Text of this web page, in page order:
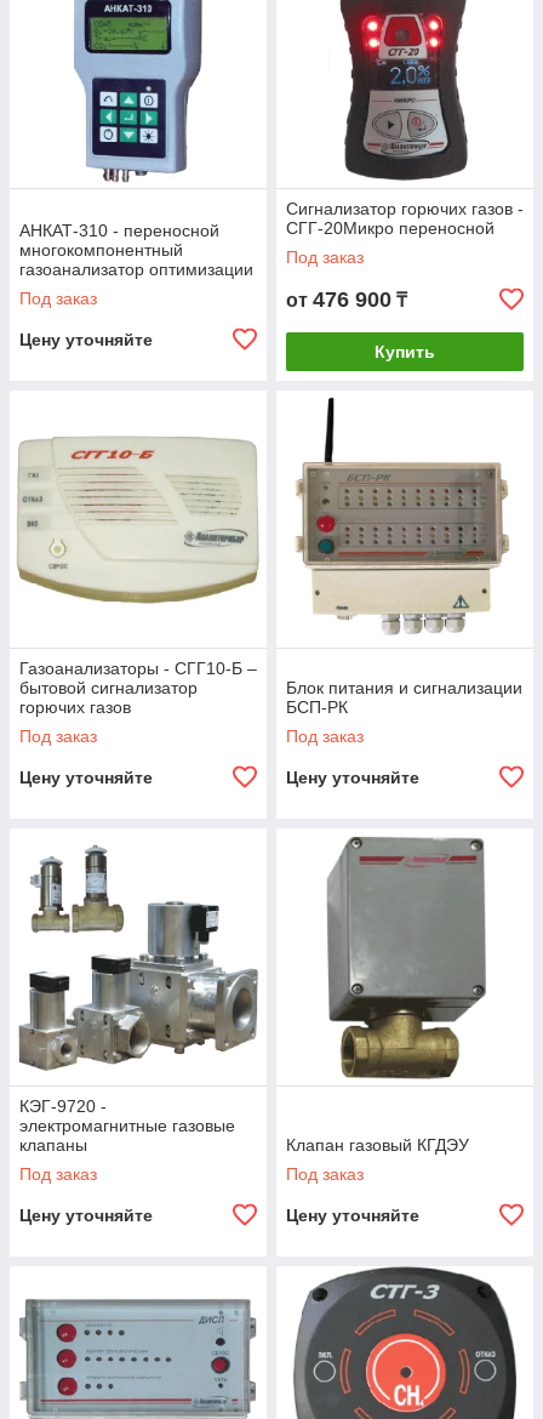
АНКАТ-310 - переносной
многокомпонентный
газоанализатор оптимизации
режимов горения
Под заказ
Цену уточняйте
Сигнализатор горючих газов -
СГГ-20Микро переносной
Под заказ
от 476 900 ₸
Купить
Газоанализаторы - СГГ10-Б –
бытовой сигнализатор
горючих газов
Под заказ
Цену уточняйте
Блок питания и сигнализации
БСП-РК
Под заказ
Цену уточняйте
КЭГ-9720 -
электромагнитные газовые
клапаны
Под заказ
Цену уточняйте
Клапан газовый КГДЭУ
Под заказ
Цену уточняйте